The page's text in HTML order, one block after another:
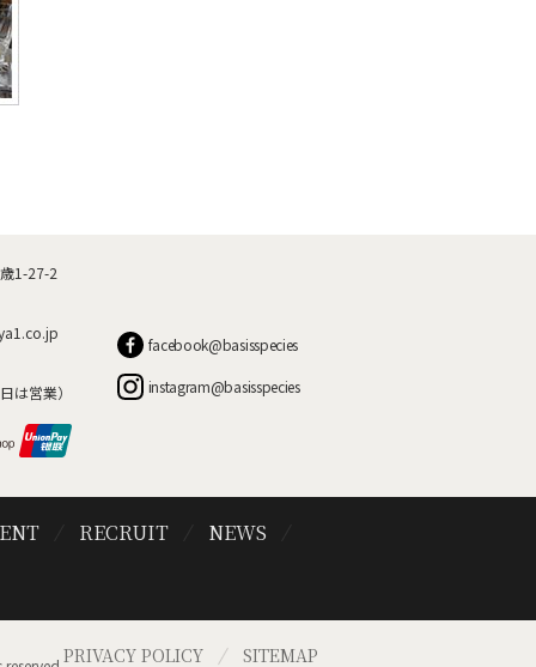
1-27-2
は営業）
facebook@basisspecies
instagram@basisspecies
RECRUIT NEWS
PRIVACY POLICY SITEMAP